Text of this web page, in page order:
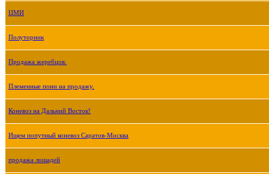
ЦМИ
Полуторник
Продажа жеребцов.
Племенные пони на продажу.
Коневоз на Дальний Восток!
Ищем попутный коневоз Саратов-Москва
продажа лошадей